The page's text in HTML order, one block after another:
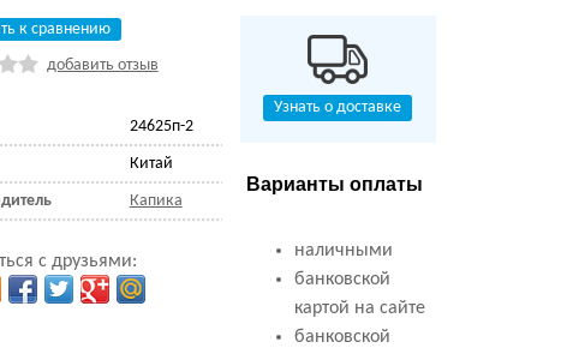
к сравнению
добавить отзыв
24625п-2
Китай
Капика
с друзьями:
Узнать о доставке
Варианты оплаты
наличными
банковской
картой на сайте
банковской